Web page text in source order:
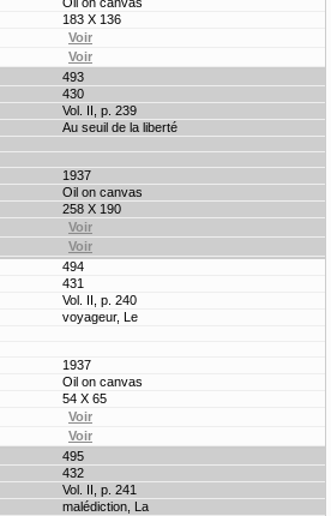
183 X 136
493
430
Vol. II, p. 239
Au seuil de la liberté
1937
Oil on canvas
258 X 190
494
431
Vol. II, p. 240
voyageur, Le
1937
Oil on canvas
54 X 65
495
432
Vol. II, p. 241
malédiction, La